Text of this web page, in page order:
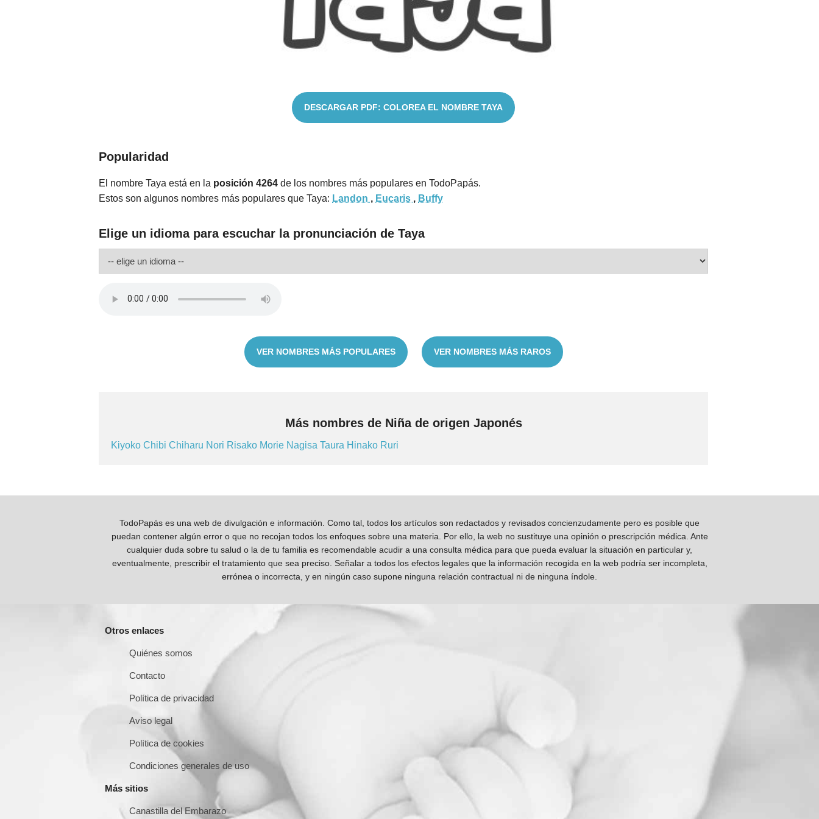
DESCARGAR PDF: COLOREA EL NOMBRE TAYA
Popularidad
El nombre Taya está en la posición 4264 de los nombres más populares en TodoPapás.
Estos son algunos nombres más populares que Taya: Landon , Eucaris , Buffy
Elige un idioma para escuchar la pronunciación de Taya
VER NOMBRES MÁS POPULARES VER NOMBRES MÁS RAROS
Más nombres de Niña de origen Japonés
Kiyoko Chibi Chiharu Nori Risako Morie Nagisa Taura Hinako Ruri
TodoPapás es una web de divulgación e información. Como tal, todos los artículos son redactados y revisados concienzudamente pero es posible que
puedan contener algún error o que no recojan todos los enfoques sobre una materia. Por ello, la web no sustituye una opinión o prescripción médica. Ante
cualquier duda sobre tu salud o la de tu familia es recomendable acudir a una consulta médica para que pueda evaluar la situación en particular y,
eventualmente, prescribir el tratamiento que sea preciso. Señalar a todos los efectos legales que la información recogida en la web podría ser incompleta,
errónea o incorrecta, y en ningún caso supone ninguna relación contractual ni de ninguna índole.
Otros enlaces
Quiénes somos
Contacto
Política de privacidad
Aviso legal
Política de cookies
Condiciones generales de uso
Más sitios
Canastilla del Embarazo